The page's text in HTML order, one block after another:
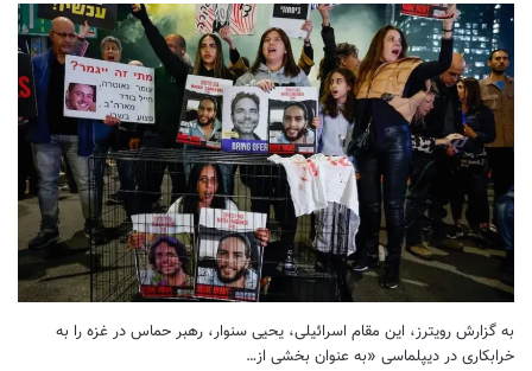
به گزارش رویترز، این مقام اسرائیلی، یحیی سنوار، رهبر حماس در غزه را به
خرابکاری در دیپلماسی «به عنوان بخشی از…